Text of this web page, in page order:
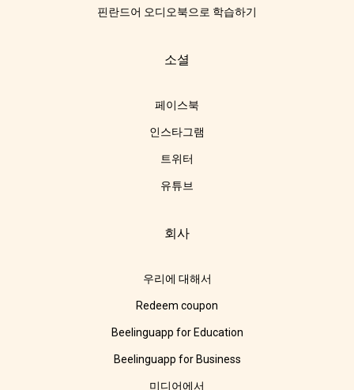
핀란드어 오디오북으로 학습하기
소셜
페이스북
인스타그램
트위터
유튜브
회사
우리에 대해서
Redeem coupon
Beelinguapp for Education
Beelinguapp for Business
미디어에서